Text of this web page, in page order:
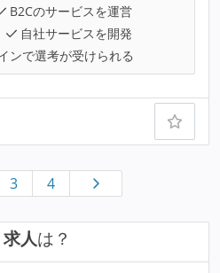
B2Cのサービスを運営
自社サービスを開発
ンで選考が受けられる
3 4
人は？